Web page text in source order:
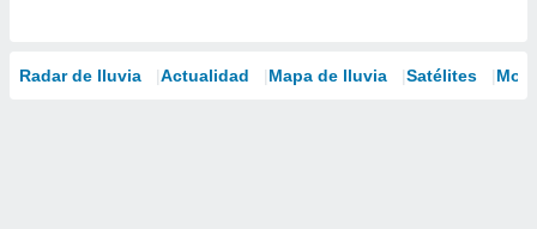
Radar de lluvia Actualidad Mapa de lluvia Satélites